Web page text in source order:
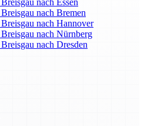
nach Essen
nach Bremen
nach Hannover
nach Nürnberg
nach Dresden